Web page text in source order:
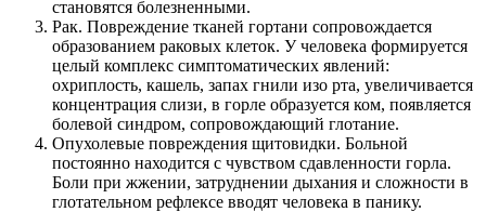
становятся болезненными.
Рак. Повреждение тканей гортани сопровождается
образованием раковых клеток. У человека формируется
целый комплекс симптоматических явлений:
охриплость, кашель, запах гнили изо рта, увеличивается
концентрация слизи, в горле образуется ком, появляется
болевой синдром, сопровождающий глотание.
Опухолевые повреждения щитовидки. Больной
постоянно находится с чувством сдавленности горла.
Боли при жжении, затруднении дыхания и сложности в
глотательном рефлексе вводят человека в панику.